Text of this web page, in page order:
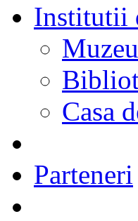
Institutii
Casa
Parteneri